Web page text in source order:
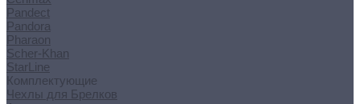
Pandect
Pandora
Pharaon
Scher-Khan
StarLine
Комплектующие
Чехлы для Брелков